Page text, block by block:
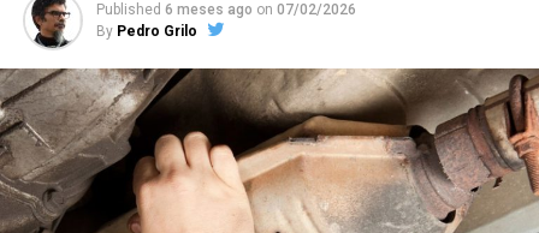
Published 6 meses ago on 07/02/2026
By Pedro Grilo